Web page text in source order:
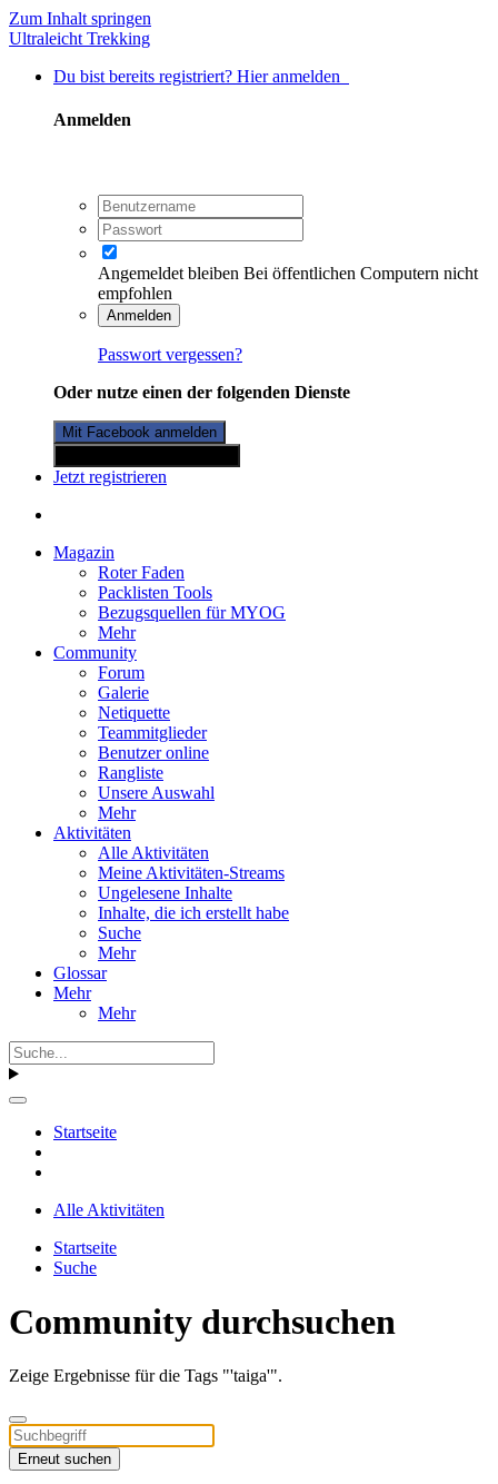
Zum Inhalt springen
Ultraleicht Trekking
Du bist bereits registriert? Hier anmelden
Anmelden
Angemeldet bleiben Bei öffentlichen Computern nicht
empfohlen
Anmelden
Passwort vergessen?
Oder nutze einen der folgenden Dienste
Mit Facebook anmelden
Jetzt registrieren
Magazin
Roter Faden
Packlisten Tools
Bezugsquellen für MYOG
Mehr
Community
Forum
Galerie
Netiquette
Teammitglieder
Benutzer online
Rangliste
Unsere Auswahl
Mehr
Aktivitäten
Alle Aktivitäten
Meine Aktivitäten-Streams
Ungelesene Inhalte
Inhalte, die ich erstellt habe
Suche
Mehr
Glossar
Mehr
Mehr
Startseite
Alle Aktivitäten
Startseite
Suche
Community durchsuchen
Zeige Ergebnisse für die Tags "'taiga'".
Erneut suchen